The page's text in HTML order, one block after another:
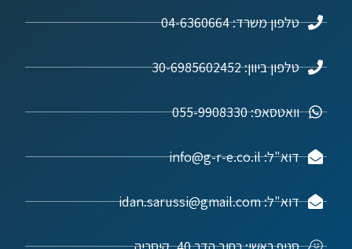
טלפון משרד: 04-6360664
טלפון ביוון: 30-6985602452
וואטסאפ: 055-9908330
דוא"ל: info@g-r-e.co.il
דוא"ל: idan.sarussi@gmail.com